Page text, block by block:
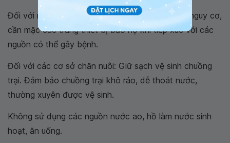
Đối với những người làm nghề nghiệp có yếu tố nguy cơ,
cần mặc các trang thiết bị bảo hộ khi tiếp xúc với các
nguồn có thể gây bệnh.
Đối với các cơ sở chăn nuôi: Giữ sạch vệ sinh chuồng
trại. Đảm bảo chuồng trại khô ráo, dễ thoát nước,
thường xuyên được vệ sinh.
Không sử dụng các nguồn nước ao, hồ làm nước sinh
hoạt, ăn uống.